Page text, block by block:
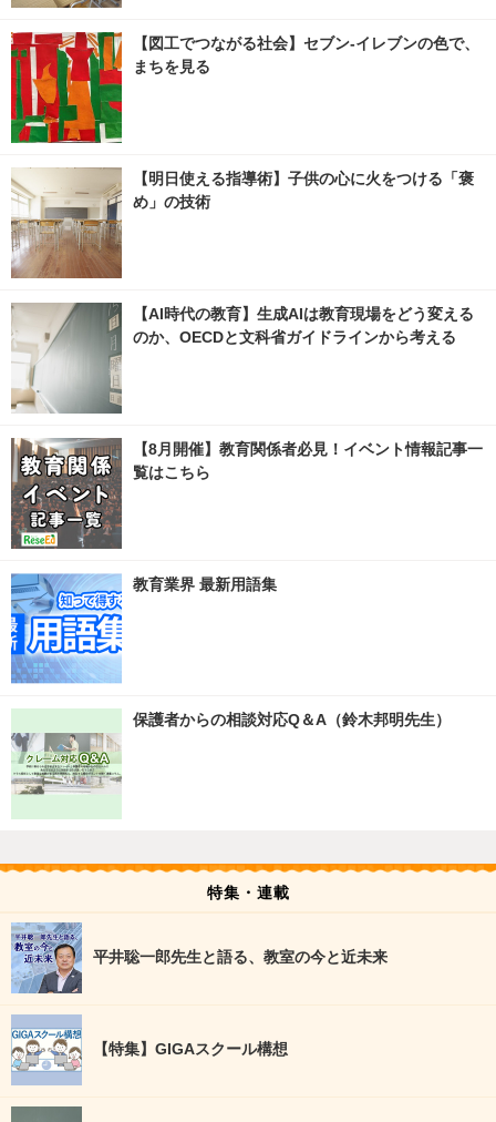
【図工でつながる社会】セブン‐イレブンの色で、
まちを見る
【明日使える指導術】子供の心に火をつける「褒
め」の技術
【AI時代の教育】生成AIは教育現場をどう変える
のか、OECDと文科省ガイドラインから考える
【8月開催】教育関係者必見！イベント情報記事一
覧はこちら
教育業界 最新用語集
保護者からの相談対応Q＆A（鈴木邦明先生）
特集・連載
平井聡一郎先生と語る、教室の今と近未来
【特集】GIGAスクール構想